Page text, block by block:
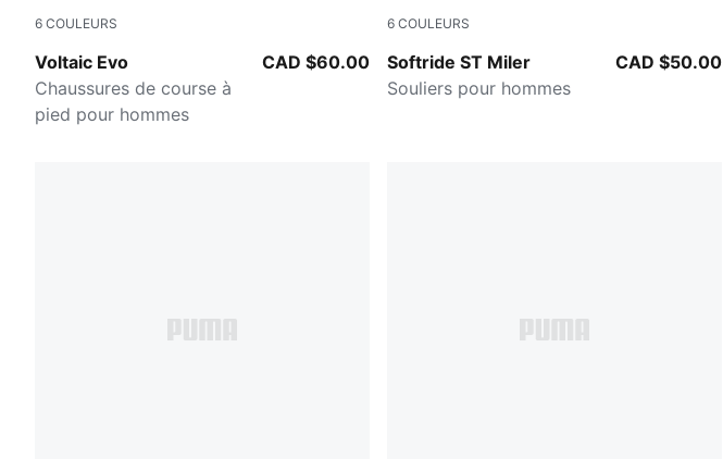
6 COULEURS
Voltaic Evo
Ruby Shimmer-PUMA Black
Chaussures de course à
pied pour hommes
CAD $60.00
6 COULEURS
Softride ST Miler
Vapor Gray-PUMA Black-PUMA White
Souliers pour hommes
CAD $50.00